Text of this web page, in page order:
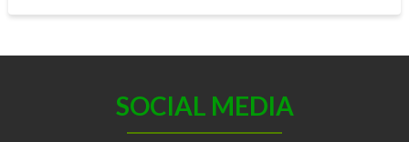
SOCIAL MEDIA